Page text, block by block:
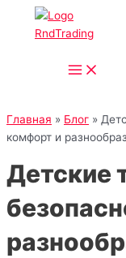
Перейти
Menu
Главная » Блог »
комфорт и
Детские